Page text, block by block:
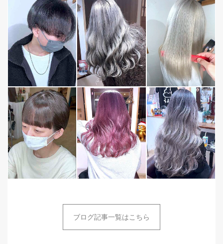
ブログ記事一覧はこちら